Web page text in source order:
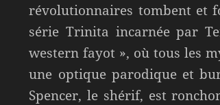
révolutionnaires tombent et
série Trinita incarnée par
western fayot », où tous les
une optique parodique et
Spencer, le shérif, est